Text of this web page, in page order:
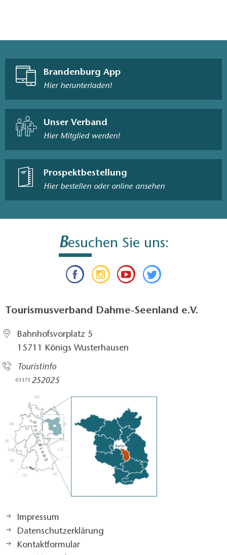
Brandenburg App
Hier herunterladen!
Unser Verband
Hier Mitglied werden!
Prospektbestellung
Hier bestellen oder online ansehen
Besuchen Sie uns:
Tourismusverband Dahme-Seenland e.V.
Bahnhofsvorplatz 5​
15711 Königs Wusterhausen
Touristinfo
03375252025​
Impressum
Datenschutzerklärung
Kontaktformular